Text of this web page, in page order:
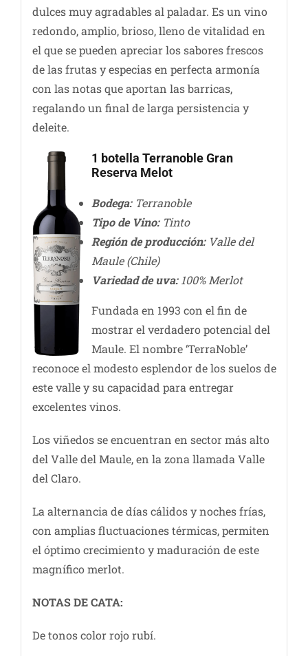
dulces muy agradables al paladar. Es un vino
redondo, amplio, brioso, lleno de vitalidad en
el que se pueden apreciar los sabores frescos
de las frutas y especias en perfecta armonía
con las notas que aportan las barricas,
regalando un final de larga persistencia y
deleite.
1 botella Terranoble Gran
Reserva Melot
Bodega:Terranoble
Tipo de Vino:Tinto
Región de producción:Valle del
Maule (Chile)
Variedad de uva:100% Merlot
Fundada en 1993 con el fin de
mostrar el verdadero potencial del
Maule. El nombre ‘TerraNoble’
reconoce el modesto esplendor de los suelos de
este valle y su capacidad para entregar
excelentes vinos.
Los viñedos se encuentran en sector más alto
del Valle del Maule, en la zona llamada Valle
del Claro.
La alternancia de días cálidos y noches frías,
con amplias fluctuaciones térmicas, permiten
el óptimo crecimiento y maduración de este
magnífico merlot.
NOTAS DE CATA:
De tonos color rojo rubí.